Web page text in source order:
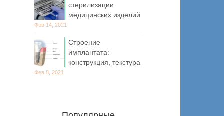
стерилизации
медицинских изделий
Фев 14, 2021
Строение
имплантата:
конструкция, текстура
Фев 8, 2021